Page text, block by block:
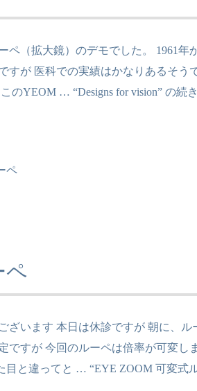
ペ（拡大鏡）のデモでした。 1961
すが 医科での実績はかなりあるそ
このYEOM … “Designs for vision” の続
ペ
ペ
ざいます 本日は休診ですが 朝に、
ですが 今回のルーペは倍率が可変
目と違ってと … “EYE ZOOM 可変式